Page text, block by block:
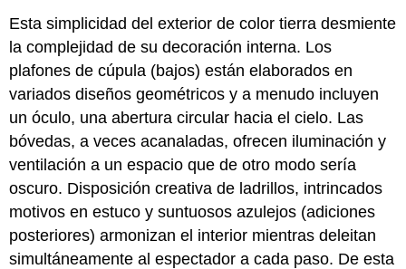
Esta simplicidad del exterior de color tierra desmiente
la complejidad de su decoración interna. Los
plafones de cúpula (bajos) están elaborados en
variados diseños geométricos y a menudo incluyen
un óculo, una abertura circular hacia el cielo. Las
bóvedas, a veces acanaladas, ofrecen iluminación y
ventilación a un espacio que de otro modo sería
oscuro. Disposición creativa de ladrillos, intrincados
motivos en estuco y suntuosos azulejos (adiciones
posteriores) armonizan el interior mientras deleitan
simultáneamente al espectador a cada paso. De esta